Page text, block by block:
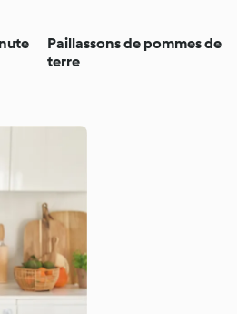
Paillassons de pommes de
terre